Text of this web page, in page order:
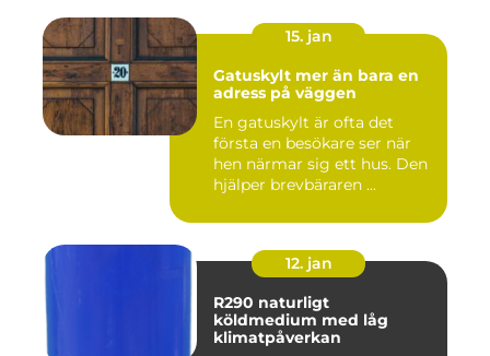
15. jan
Gatuskylt mer än bara en
adress på väggen
En gatuskylt är ofta det
första en besökare ser när
hen närmar sig ett hus. Den
hjälper brevbäraren ...
12. jan
R290 naturligt
köldmedium med låg
klimatpåverkan